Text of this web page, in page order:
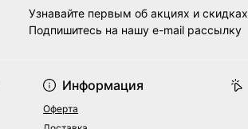
Узнавайте первым об акциях и скидках
Подпишитесь на нашу e-mail рассылку
Информация
Оферта